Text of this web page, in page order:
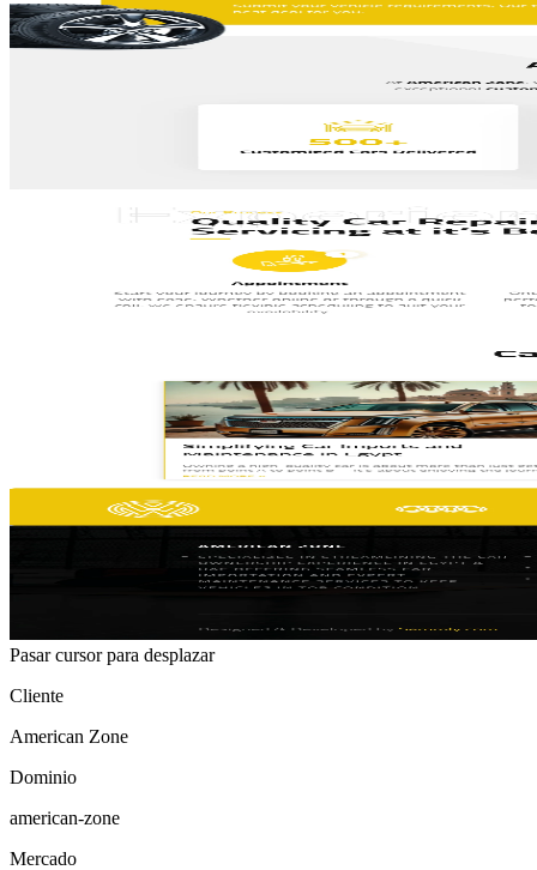
Pasar cursor para desplazar
Cliente
American Zone
Dominio
american-zone
Mercado